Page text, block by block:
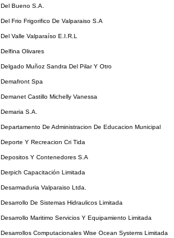
Del Bueno S.A.
Del Frio Frigorifico De Valparaiso S.A
Del Valle Valparaíso E.I.R.L
Delfina Olivares
Delgado Muñoz Sandra Del Pilar Y Otro
Demafront Spa
Demanet Castillo Michelly Vanessa
Demaria S.A.
Departamento De Administracion De Educacion Municipal
Deporte Y Recreacion Cri Tida
Depositos Y Contenedores S.A
Derpich Capacitación Limitada
Desarmaduria Valparaiso Ltda.
Desarrollo De Sistemas Hidraulicos Limitada
Desarrollo Maritimo Servicios Y Equipamiento Limitada
Desarrollos Computacionales Wise Ocean Systems Limitada